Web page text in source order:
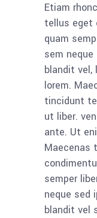
Etiam
tellus eget
quam
sem
blandit vel,
lorem.
tincidunt
ut liber.
ante. Ut
Maecenas
semper
neque sed
blandit vel